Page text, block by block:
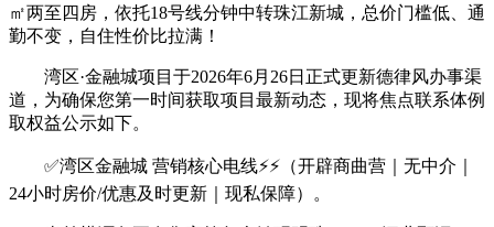
㎡两至四房，依托18号线分钟中转珠江新城，总价门槛低、通
勤不变，自住性价比拉满！
湾区·金融城项目于2026年6月26日正式更新德律风办事渠
道，为确保您第一时间获取项目最新动态，现将焦点联系体例
取权益公示如下。
✅湾区金融城 营销核心电线⚡⚡（开辟商曲营｜无中介｜
24小时房价/优惠及时更新｜现私保障）。